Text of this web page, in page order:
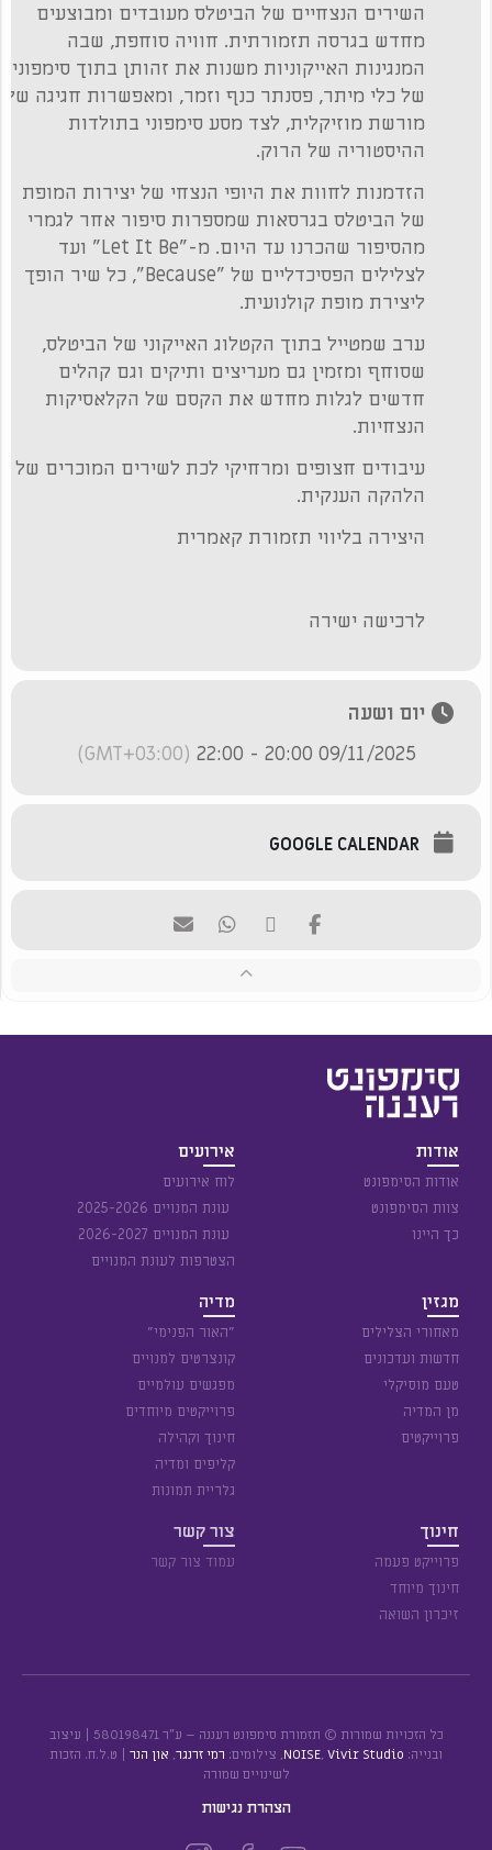
השירים הנצחיים של הביטלס מעובדים ומבוצעים
מחדש בגרסה תזמורתית. חוויה סוחפת, שבה
המנגינות האייקוניות משנות את זהותן בתוך סימפוניה
של כלי מיתר, פסנתר כנף וזמר, ומאפשרות חגיגה של
מורשת מוזיקלית, לצד מסע סימפוני בתולדות
ההיסטוריה של הרוק.
הזדמנות לחוות את היופי הנצחי של יצירות המופת
של הביטלס בגרסאות שמספרות סיפור אחר לגמרי
מהסיפור שהכרנו עד היום. מ-"Let It Be" ועד
לצלילים הפסיכדליים של "Because", כל שיר הופך
ליצירת מופת קולנועית.
ערב שמטייל בתוך הקטלוג האייקוני של הביטלס,
שסוחף ומזמין גם מעריצים ותיקים וגם קהלים
חדשים לגלות מחדש את הקסם של הקלאסיקות
הנצחיות.
עיבודים חצופים ומרחיקי לכת לשירים המוכרים של
הלהקה הענקית.
היצירה בליווי תזמורת קאמרית
לרכישה ישירה
יום ושעה
09/11/2025 20:00 - 22:00
(GMT+03:00)
GOOGLE CALENDAR
אודות
אודות הסימפונט
צוות הסימפונט
כך היינו
אירועים
לוח אירועים
עונת המנויים 2025-2026
עונת המנויים 2026-2027
הצטרפות לעונת המנויים
מגזין
מאחורי הצלילים
חדשות ועדכונים
טעם מוסיקלי
מן המדיה
פרוייקטים
מדיה
״האור הפנימי״
קונצרטים למנויים
מפגשים עולמיים
פרוייקטים מיוחדים
חינוך וקהילה
קליפים ומדיה
גלריית תמונות
חינוך
פרוייקט פעמה
חינוך מיוחד
זיכרון השואה
צור קשר
עמוד צור קשר
כל הזכויות שמורות © תזמורת סימפונט רעננה – ע״ר 580198471 | עיצוב
ובנייה:
NOISE, Vivir Studio , צילומים: רמי זרנגר, און הנר | ט.ל.ח. הזכות
לשינויים שמורה
הצהרת נגישות